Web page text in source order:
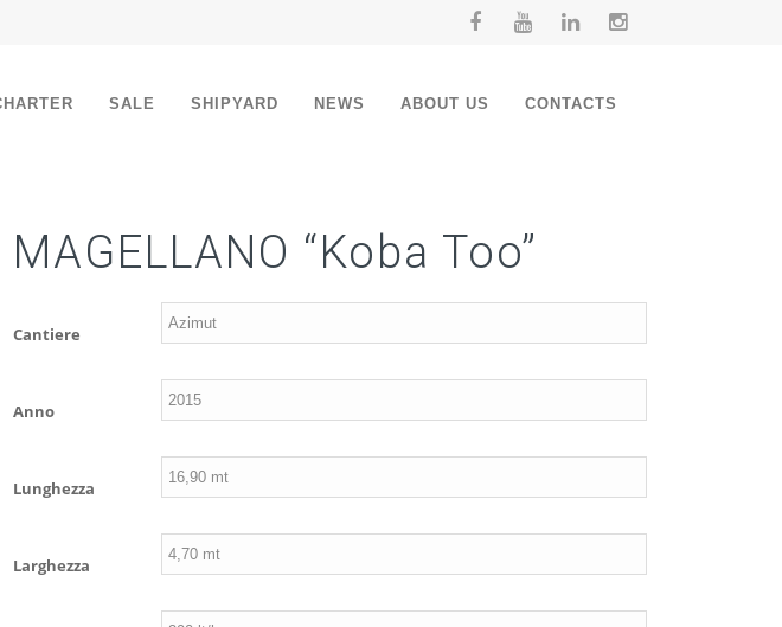
SALE SHIPYARD NEWS ABOUT US CONTACTS
MAGELLANO “Koba Too”
Cantiere
Anno
Lunghezza
Larghezza